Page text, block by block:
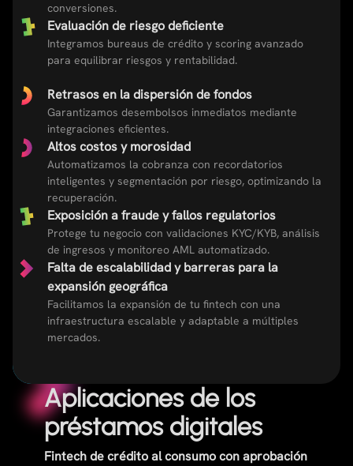
conversiones.
Evaluación de riesgo deficiente
Integramos bureaus de crédito y scoring avanzado
para equilibrar riesgos y rentabilidad.
Retrasos en la dispersión de fondos
Garantizamos desembolsos inmediatos mediante
integraciones eficientes.
Altos costos y morosidad
Automatizamos la cobranza con recordatorios
inteligentes y segmentación por riesgo, optimizando la
recuperación.
Exposición a fraude y fallos regulatorios
Protege tu negocio con validaciones KYC/KYB, análisis
de ingresos y monitoreo AML automatizado.
Falta de escalabilidad y barreras para la
expansión geográfica
Facilitamos la expansión de tu fintech con una
infraestructura escalable y adaptable a múltiples
mercados.
Aplicaciones de los
préstamos digitales
Fintech de crédito al consumo con aprobación